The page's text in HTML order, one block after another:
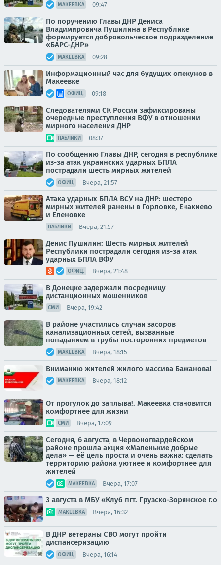
МАКЕЕВКА 09:47
По поручению Главы ДНР Дениса
Владимировича Пушилина в Республике
формируется добровольческое подразделение
«БАРС-ДНР»
МАКЕЕВКА 09:28
Информационный час для будущих опекунов в
Макеевке
ОФИЦ. 09:18
Следователями СК России зафиксированы
очередные преступления ВФУ в отношении
мирного населения ДНР
ПАБЛИКИ 08:37
По сообщению Главы ДНР, сегодня в республике
из-за атак украинских ударных БПЛА
пострадали шесть мирных жителей
ОФИЦ. Вчера, 21:57
Атака ударных БПЛА ВСУ на ДНР: шестеро
мирных жителей ранены в Горловке, Енакиево
и Еленовке
ПАБЛИКИ Вчера, 21:57
Денис Пушилин: Шесть мирных жителей
Республики пострадали сегодня из-за атак
ударных БПЛА ВФУ
ОФИЦ. Вчера, 21:48
В Донецке задержали посредницу
дистанционных мошенников
СМИ Вчера, 19:42
В районе участились случаи засоров
канализационных сетей, вызванные
попаданием в трубы посторонних предметов
МАКЕЕВКА Вчера, 18:15
Вниманию жителей жилого массива Бажанова!
МАКЕЕВКА Вчера, 18:12
От прогулок до заплыва!. Макеевка становится
комфортнее для жизни
СМИ Вчера, 17:09
Сегодня, 6 августа, в Червоногвардейском
районе прошла акция «Маленькие добрые
дела» — её цель проста и очень важна: сделать
территорию района уютнее и комфортнее для
жителей
МАКЕЕВКА Вчера, 17:07
3 августа в МБУ «Клуб пгт. Грузско-Зорянское г.о
МАКЕЕВКА Вчера, 16:32
В ДНР ветераны СВО могут пройти
диспансеризацию
ОФИЦ. Вчера, 16:14